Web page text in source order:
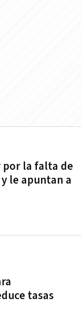
por la falta de
le apuntan a
tasas